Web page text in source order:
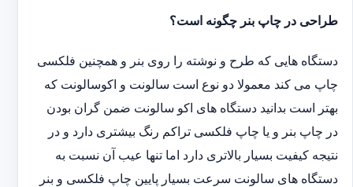
طراحی در چاپ بنر چگونه است؟
دستگاه هایی که طرح و نوشته را روی بنر و همچنین فلکسی
چاپ می کند معمولا دو نوع است سالونت و اکوسالونت که
بهتر است بدانید دستگاه های اکو سالونت ضمن گران بودن
در چاپ بنر و یا چاپ فلکسی تراکم رنگ بیشتری دارد و در
نتیجه کیفیت بسیار بالاتری دارد اما تنها عیب آن نسبت به
دستگاه های سالونت سرعت بسیار پایین چاپ فلکسی و بنر